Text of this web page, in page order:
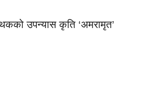
उपन्यास कृति ‘अमरामृत’